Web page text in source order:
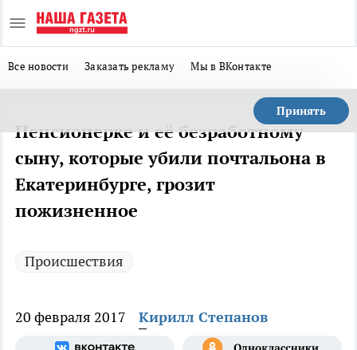
Все новости Заказать рекламу Мы в ВКонтакте
Принять
Пенсионерке и её безработному
сыну, которые убили почтальона в
Екатеринбурге, грозит
пожизненное
Происшествия
20 февраля 2017 Кирилл Степанов